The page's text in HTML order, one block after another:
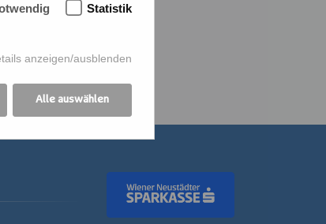
Statistik
anzeigen/ausblenden
Alle auswählen